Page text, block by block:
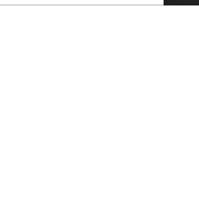
Sec Tradition